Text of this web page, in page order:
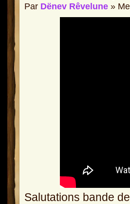
Par Dënev Rêvelune »
Salutations bande